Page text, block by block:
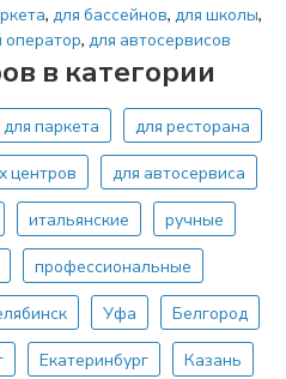
, для бассейнов, для школы,
, для автосервисов
в категории
для паркета для ресторана
центров для автосервиса
итальянские ручные
профессиональные
Уфа Белгород
Екатеринбург Казань